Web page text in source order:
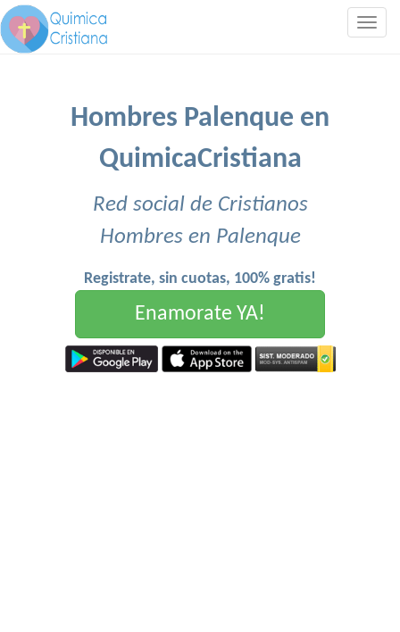
Hombres Palenque en
QuimicaCristiana
Red social de Cristianos
Hombres en Palenque
Registrate, sin cuotas, 100% gratis!
Enamorate YA!